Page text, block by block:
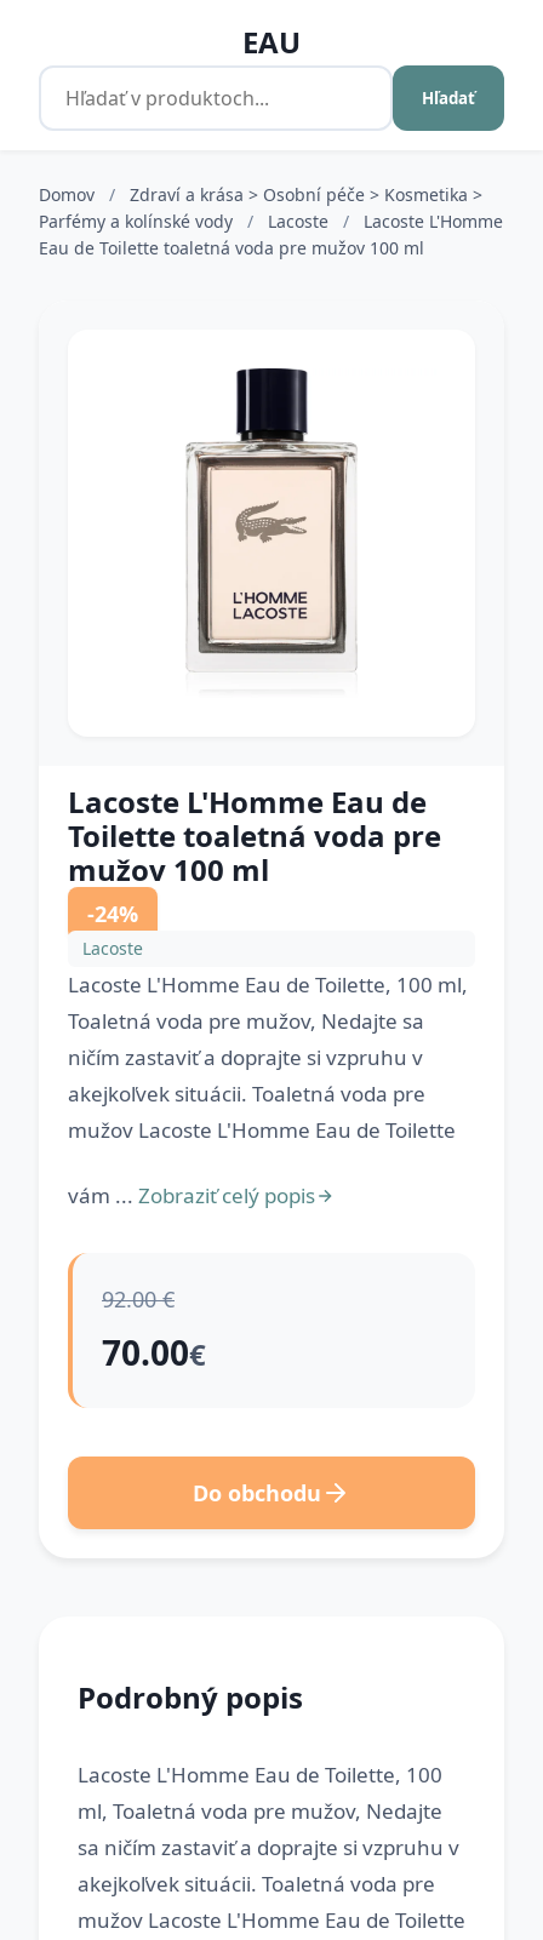
EAU
Hľadať
Domov /
Zdraví a krása > Osobní péče > Kosmetika >
Parfémy a kolínské vody
/ Lacoste /
Lacoste L'Homme
Eau de Toilette toaletná voda pre mužov 100 ml
Lacoste L'Homme Eau de
Toilette toaletná voda pre
mužov 100 ml
-24%
Lacoste
Lacoste L'Homme Eau de Toilette, 100 ml,
Toaletná voda pre mužov, Nedajte sa
ničím zastaviť a doprajte si vzpruhu v
akejkoľvek situácii. Toaletná voda pre
mužov Lacoste L'Homme Eau de Toilette
vám ... Zobraziť celý popis
92.00 €
70.00€
Do obchodu
Podrobný popis
Lacoste L'Homme Eau de Toilette, 100
ml, Toaletná voda pre mužov, Nedajte
sa ničím zastaviť a doprajte si vzpruhu v
akejkoľvek situácii. Toaletná voda pre
mužov Lacoste L'Homme Eau de Toilette